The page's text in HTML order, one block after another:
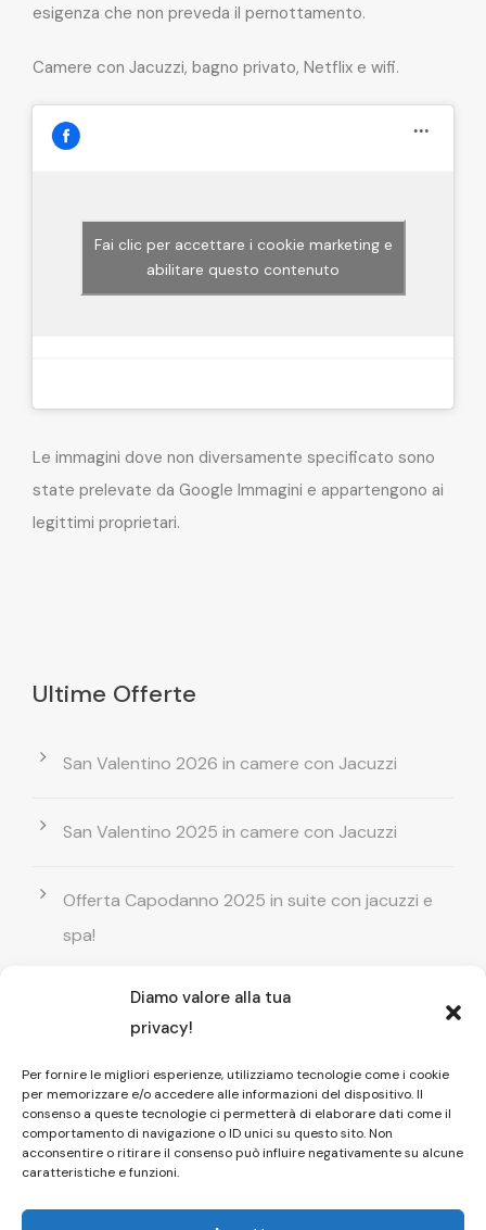
Diamo valore alla tua
privacy!
Per fornire le migliori esperienze, utilizziamo tecnologie come i cookie
per memorizzare e/o accedere alle informazioni del dispositivo. Il
consenso a queste tecnologie ci permetterà di elaborare dati come il
comportamento di navigazione o ID unici su questo sito. Non
acconsentire o ritirare il consenso può influire negativamente su alcune
caratteristiche e funzioni.
esigenza che non preveda il pernottamento.
Camere con Jacuzzi, bagno privato, Netflix e wifi.
Fai clic per accettare i cookie marketing e
abilitare questo contenuto
Le immagini dove non diversamente specificato sono
state prelevate da Google Immagini e appartengono ai
legittimi proprietari.
Ultime Offerte
San Valentino 2026 in camere con Jacuzzi
San Valentino 2025 in camere con Jacuzzi
Offerta Capodanno 2025 in suite con jacuzzi e
spa!
Offerta Natale in camera con vasca
idromassaggio ! Prenota il tuo relax esclusivo
Entrata GRATUITA in Piscina esterna! Il tuo relax
di coppia